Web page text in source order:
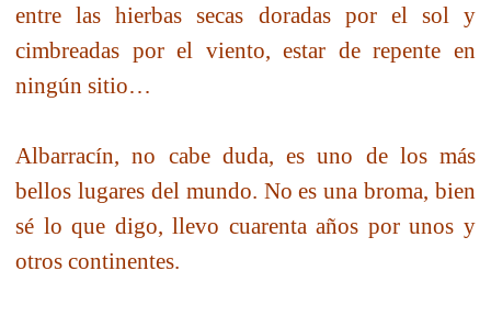
entre las hierbas secas doradas por el sol y
cimbreadas por el viento, estar de repente en
ningún sitio…
Albarracín, no cabe duda, es uno de los más
bellos lugares del mundo. No es una broma, bien
sé lo que digo, llevo cuarenta años por unos y
otros continentes.